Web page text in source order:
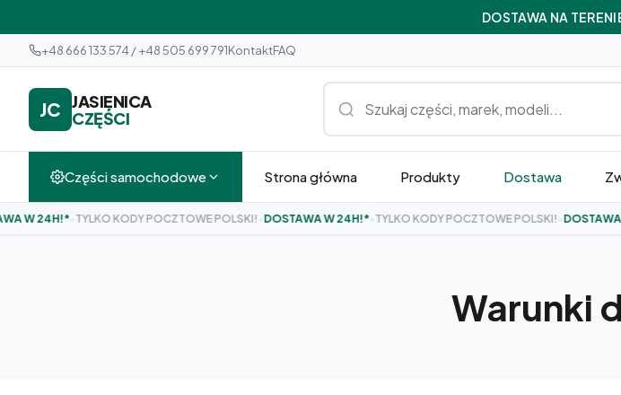
DOSTAWA NA
+48 666 133 574 / +48 505 699 791KontaktFAQ
JC JASIENICA
CZĘŚCI
Części samochodowe Strona główna Produkty Dostawa
24H!*•TYLKO KODY POCZTOWE POLSKI!•DOSTAWA W 24H!*•TYLKO KODY POCZTOWE POLSKI!•DOSTAWA W
Warunki